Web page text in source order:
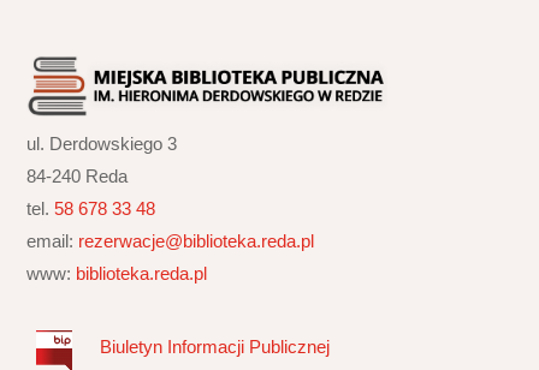
ul. Derdowskiego 3
84-240 Reda
tel.58 678 33 48
email: rezerwacje@biblioteka.reda.pl
www: biblioteka.reda.pl
Biuletyn Informacji Publicznej